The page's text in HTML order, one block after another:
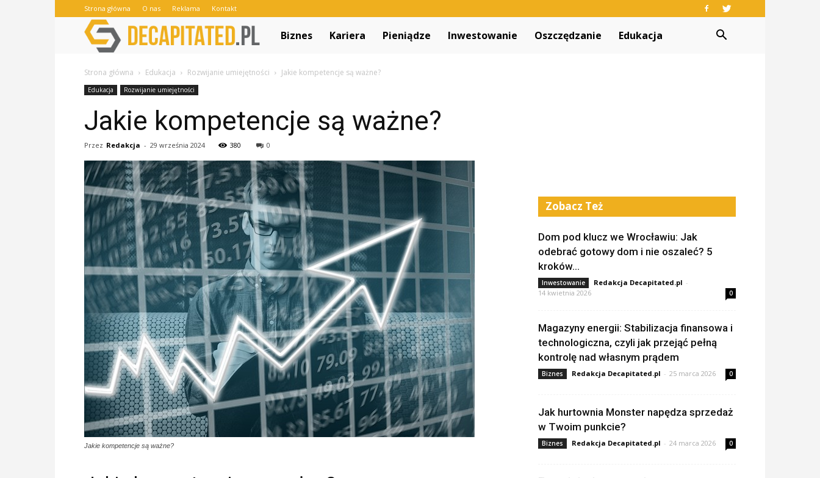
Strona główna O nas Reklama Kontakt
Decapitated.pl
Biznes Kariera Pieniądze Inwestowanie Oszczędzanie Edukacja
Strona główna Edukacja Rozwijanie umiejętności Jakie kompetencje są ważne?
Edukacja Rozwijanie umiejętności
Jakie kompetencje są ważne?
Przez Redakcja - 29 września 2024 380 0
Jakie kompetencje są ważne?
Zobacz Też
Dom pod klucz we Wrocławiu: Jak
odebrać gotowy dom i nie oszaleć? 5
kroków...
Inwestowanie Redakcja Decapitated.pl -
14 kwietnia 2026
0
Magazyny energii: Stabilizacja finansowa i
technologiczna, czyli jak przejąć pełną
kontrolę nad własnym prądem
Biznes Redakcja Decapitated.pl - 25 marca 2026 0
Jak hurtownia Monster napędza sprzedaż
w Twoim punkcie?
Biznes Redakcja Decapitated.pl - 24 marca 2026 0